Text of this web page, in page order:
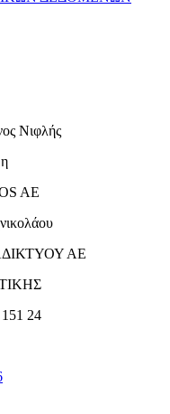
Νιφλής
AE
ΑΕ
24